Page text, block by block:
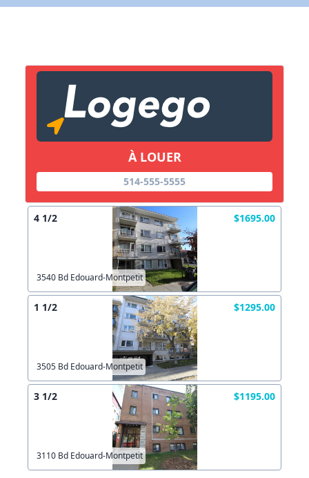
À LOUER
514-555-5555
4 1/2 $1695.00
3540 Bd Edouard-Montpetit
1 1/2 $1295.00
3505 Bd Edouard-Montpetit
3 1/2 $1195.00
3110 Bd Edouard-Montpetit
Lien vers inscription (sera inclus dans courriel)
Copier lien
X Fermer